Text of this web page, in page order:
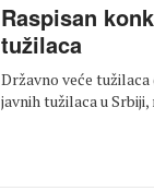
Raspisan
tužilaca
Državno veće
javnih tužilaca u Srbiji,